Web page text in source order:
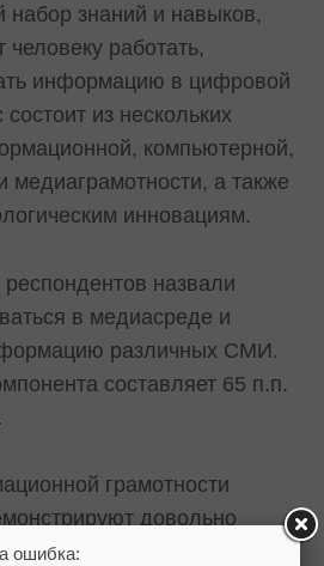
знаний и навыков,
человеку работать,
информацию в цифровой
из нескольких
компьютерной,
медиаграмотности, а также
инновациям.
назвали
в медиасреде и
различных СМИ.
составляет 65 п.п.
грамотности
довольно
– 54 п.п. Под этим
ошибка: